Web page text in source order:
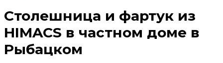
Столешница и фартук из
HIMACS в частном доме в
Рыбацком